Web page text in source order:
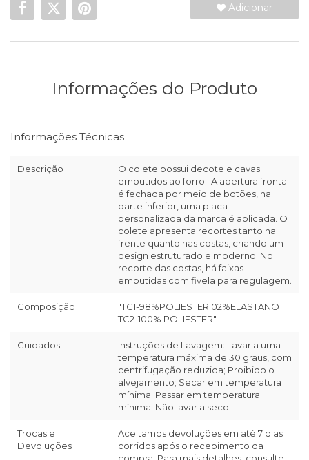
Adicionar
Informações do Produto
Informações Técnicas
Descrição
O colete possui decote e cavas
embutidos ao forrol. A abertura frontal
é fechada por meio de botões, na
parte inferior, uma placa
personalizada da marca é aplicada. O
colete apresenta recortes tanto na
frente quanto nas costas, criando um
design estruturado e moderno. No
recorte das costas, há faixas
embutidas com fivela para regulagem.
Composição
"TC1-98%POLIESTER 02%ELASTANO
TC2-100% POLIESTER"
Cuidados
Instruções de Lavagem: Lavar a uma
temperatura máxima de 30 graus, com
centrifugação reduzida; Proibido o
alvejamento; Secar em temperatura
mínima; Passar em temperatura
mínima; Não lavar a seco.
Trocas e
Devoluções
Aceitamos devoluções em até 7 dias
corridos após o recebimento da